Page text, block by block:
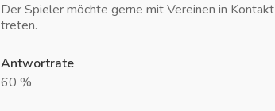
Der Spieler möchte gerne mit Vereinen in Kontakt
treten.
Antwortrate
60 %